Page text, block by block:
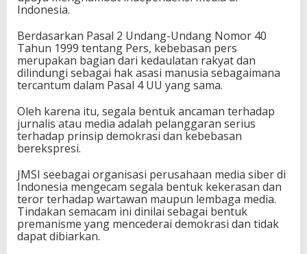
Indonesia.
Berdasarkan Pasal 2 Undang-Undang Nomor 40
Tahun 1999 tentang Pers, kebebasan pers
merupakan bagian dari kedaulatan rakyat dan
dilindungi sebagai hak asasi manusia sebagaimana
tercantum dalam Pasal 4 UU yang sama.
Oleh karena itu, segala bentuk ancaman terhadap
jurnalis atau media adalah pelanggaran serius
terhadap prinsip demokrasi dan kebebasan
berekspresi.
JMSI seebagai organisasi perusahaan media siber di
Indonesia mengecam segala bentuk kekerasan dan
teror terhadap wartawan maupun lembaga media.
Tindakan semacam ini dinilai sebagai bentuk
premanisme yang mencederai demokrasi dan tidak
dapat dibiarkan.